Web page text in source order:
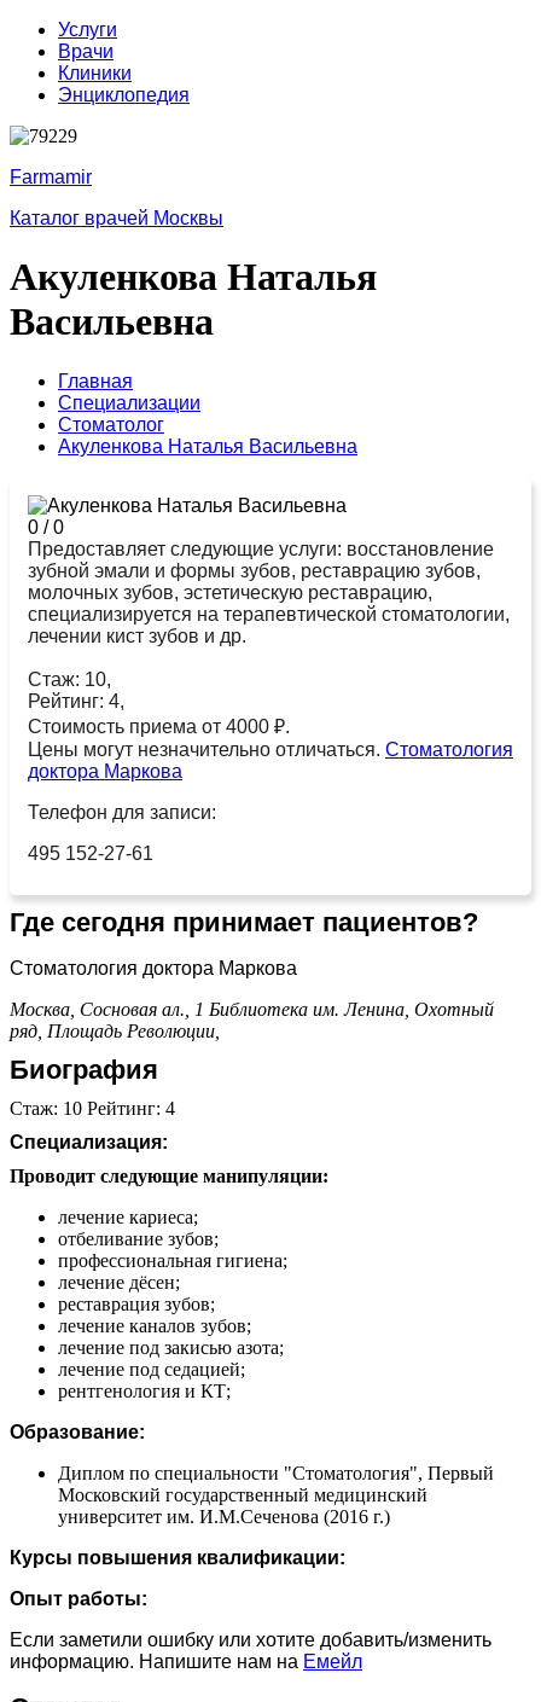
Услуги
Врачи
Клиники
Энциклопедия
Farmamir
Каталог врачей Москвы
Акуленкова Наталья
Васильевна
Главная
Специализации
Стоматолог
Акуленкова Наталья Васильевна
0 /0
Предоставляет следующие услуги: восстановление
зубной эмали и формы зубов, реставрацию зубов,
молочных зубов, эстетическую реставрацию,
специализируется на терапевтической стоматологии,
лечении кист зубов и др.
Стаж: 10,
Рейтинг: 4,
Стоимость приема от 4000 ₽.
Цены могут незначительно отличаться. Стоматология
доктора Маркова
Телефон для записи:
495 152-27-61
Где сегодня принимает пациентов?
Стоматология доктора Маркова
Москва, Сосновая ал., 1 Библиотека им. Ленина, Охотный
ряд, Площадь Революции,
Биография
Стаж: 10 Рейтинг: 4
Специализация:
Проводит следующие манипуляции:
лечение кариеса;
отбеливание зубов;
профессиональная гигиена;
лечение дёсен;
реставрация зубов;
лечение каналов зубов;
лечение под закисью азота;
лечение под седацией;
рентгенология и КТ;
Образование:
Диплом по специальности "Стоматология", Первый
Московский государственный медицинский
университет им. И.М.Сеченова (2016 г.)
Курсы повышения квалификации:
Опыт работы:
Если заметили ошибку или хотите добавить/изменить
информацию. Напишите нам на Емейл